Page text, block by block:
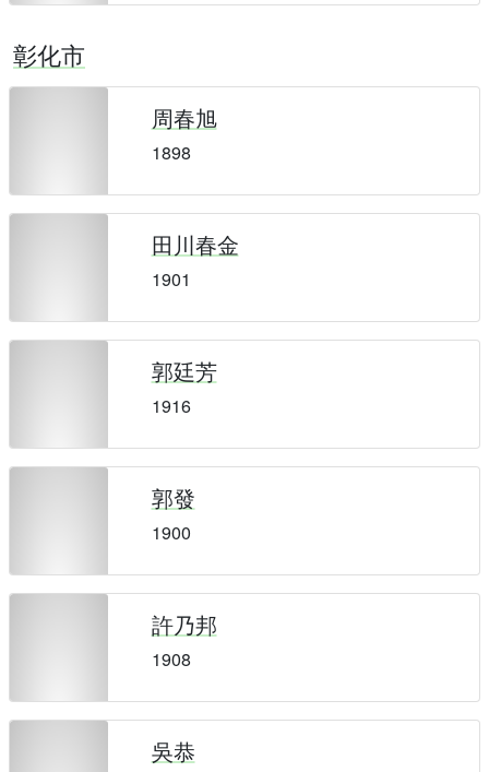
彰化市
周春旭
1898
田川春金
1901
郭廷芳
1916
郭發
1900
許乃邦
1908
吳恭